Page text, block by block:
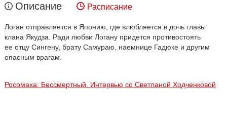
Описание Расписание
Логан отправляется в Японию, где влюбляется в дочь главы
клана Якудза. Ради любви Логану придется противостоять
ее отцу Сингену, брату Самураю, наемнице Гадюке и другим
опасным врагам.
Росомаха: Бессмертный. Интервью со Светланой Ходченковой